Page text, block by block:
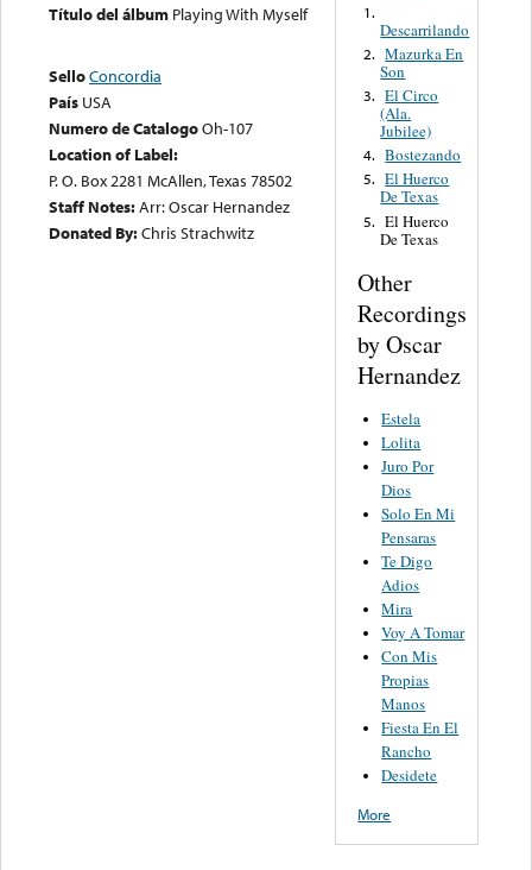
Título del álbum Playing With Myself
SelloConcordia
País USA
Numero de CatalogoOh-107
Location of Label:
P. O. Box 2281 McAllen, Texas 78502
Staff Notes:Arr: Oscar Hernandez
Donated By:Chris Strachwitz
1.
Descarrilando
2. Mazurka En
Son
3. El Circo
(Ala.
Jubilee)
4. Bostezando
5. El Huerco
De Texas
5. El Huerco
De Texas
Other
Recordings
by Oscar
Hernandez
Estela
Lolita
Juro Por
Dios
Solo En Mi
Pensaras
Te Digo
Adios
Mira
Voy A Tomar
Con Mis
Propias
Manos
Fiesta En El
Rancho
Desidete
More